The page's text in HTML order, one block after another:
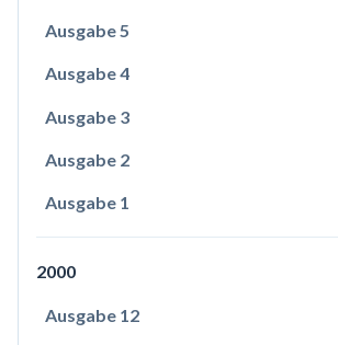
Ausgabe 5
Ausgabe 4
Ausgabe 3
Ausgabe 2
Ausgabe 1
2000
Ausgabe 12